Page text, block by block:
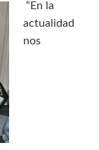
“En la
actualidad
nos